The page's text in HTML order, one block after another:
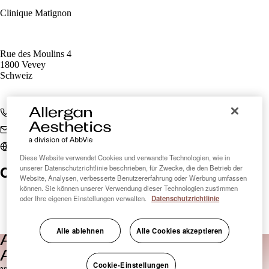
Clinique Matignon
Rue des Moulins 4
1800 Vevey
Schweiz
+41 21 963 96 31
vevey@cliniquematignon.ch
Clinic Finder Schweiz
Diese Website verwendet Cookies und verwandte Technologien, wie in
unserer Datenschutzrichtlinie beschrieben, für Zwecke, die den Betrieb der
Website, Analysen, verbesserte Benutzererfahrung oder Werbung umfassen
können. Sie können unserer Verwendung dieser Technologien zustimmen
oder Ihre eigenen Einstellungen verwalten.
Datenschutzrichtlinie
Alle ablehnen Alle Cookies akzeptieren
Cookie-Einstellungen